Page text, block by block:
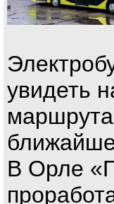
увидеть
В Орле